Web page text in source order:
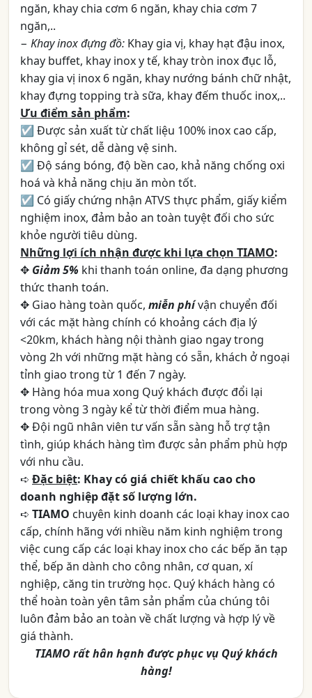
ngăn, khay chia cơm 6 ngăn, khay chia cơm 7
ngăn,..
− Khay inox đựng đồ: Khay gia vị, khay hạt đậu inox,
khay buffet, khay inox y tế, khay tròn inox đục lỗ,
khay gia vị inox 6 ngăn, khay nướng bánh chữ nhật,
khay đựng topping trà sữa, khay đếm thuốc inox,..
Ưu điểm sản phẩm:
☑ Được sản xuất từ chất liệu 100% inox cao cấp,
không gỉ sét, dễ dàng vệ sinh.
☑ Độ sáng bóng, độ bền cao, khả năng chống oxi
hoá và khả năng chịu ăn mòn tốt.
☑ Có giấy chứng nhận ATVS thực phẩm, giấy kiểm
nghiệm inox, đảm bảo an toàn tuyệt đối cho sức
khỏe người tiêu dùng.
Những lợi ích nhận được khi lựa chọn TIAMO:
✥ Giảm 5% khi thanh toán online, đa dạng phương
thức thanh toán.
✥ Giao hàng toàn quốc, miễn phívận chuyển đối
với các mặt hàng chính có khoảng cách địa lý
<20km, khách hàng nội thành giao ngay trong
vòng 2h với những mặt hàng có sẵn, khách ở ngoại
tỉnh giao trong từ 1 đến 7 ngày.
✥ Hàng hóa mua xong Quý khách được đổi lại
trong vòng 3 ngày kể từ thời điểm mua hàng.
✥ Đội ngũ nhân viên tư vấn sẵn sàng hỗ trợ tận
tình, giúp khách hàng tìm được sản phẩm phù hợp
với nhu cầu.
➪ Đặc biệt: Khay có giá chiết khấu cao cho
doanh nghiệp đặt số lượng lớn.
➪ TIAMO chuyên kinh doanh các loại khay inox cao
cấp, chính hãng với nhiều năm kinh nghiệm trong
việc cung cấp các loại khay inox cho các bếp ăn tạp
thể, bếp ăn dành cho công nhân, cơ quan, xí
nghiệp, căng tin trường học. Quý khách hàng có
thể hoàn toàn yên tâm sản phẩm của chúng tôi
luôn đảm bảo an toàn về chất lượng và hợp lý về
giá thành.
TIAMO rất hân hạnh được phục vụ Quý khách
hàng!